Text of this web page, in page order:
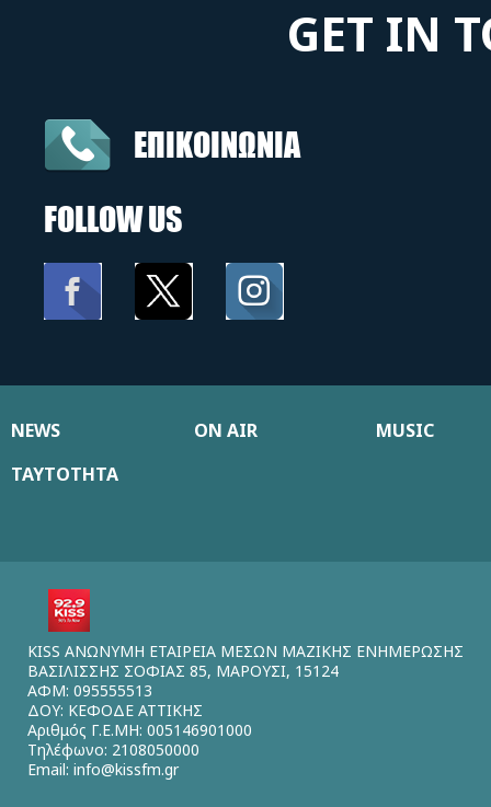
GET IN
ΕΠΙΚΟΙΝΩΝΙΑ
FOLLOW US
NEWS ON AIR
MUSIC
ΤΑΥΤΟΤΗΤΑ
KISS ΑΝΩΝΥΜΗ ΕΤΑΙΡΕΙΑ ΜΕΣΩΝ ΜΑΖΙΚΗΣ ΕΝΗΜΕΡΩΣΗΣ
ΒΑΣΙΛΙΣΣΗΣ ΣΟΦΙΑΣ 85, ΜΑΡΟΥΣΙ, 15124
ΑΦΜ: 095555513
ΔΟΥ: ΚΕΦΟΔΕ ΑΤΤΙΚΗΣ
Αριθμός Γ.Ε.ΜΗ: 005146901000
Τηλέφωνο: 2108050000
Email: info@kissfm.gr